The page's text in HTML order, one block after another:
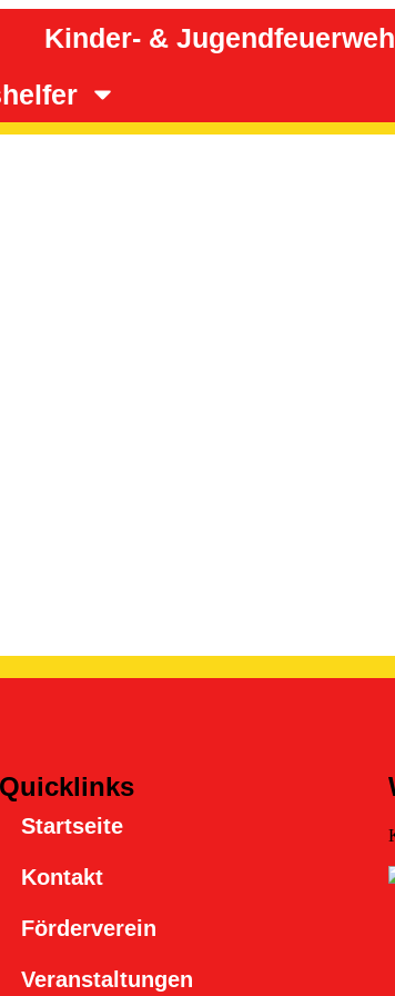
Kinder- &
Quicklinks
Startseite
Kontakt
Förderverein
Veranstaltungen